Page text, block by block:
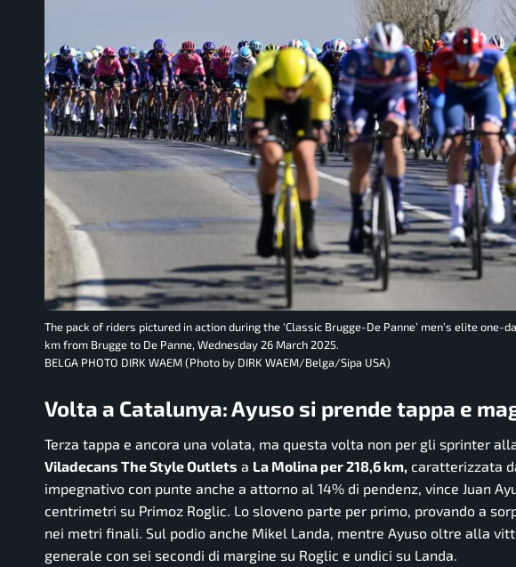
The pack of riders pictured in action during the ‘Classic Brugge-De Panne’ men’s elite one-
km from Brugge to De Panne, Wednesday 26 March 2025.
BELGA PHOTO DIRK WAEM (Photo by DIRK WAEM/Belga/Sipa USA)
Volta a Catalunya: Ayuso si prende tappa e
Terza tappa e ancora una volata, ma questa volta non per gli sprinter
Viladecans The Style Outlets a La Molina per 218,6 km, caratterizzata
impegnativo con punte anche a attorno al 14% di pendenz, vince Juan
centrimetri su Primoz Roglic. Lo sloveno parte per primo, provando a
nei metri finali. Sul podio anche Mikel Landa, mentre Ayuso oltre alla
generale con sei secondi di margine su Roglic e undici su Landa.